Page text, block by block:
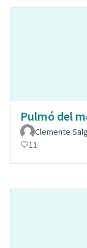
Pulmó del
Clemente
11